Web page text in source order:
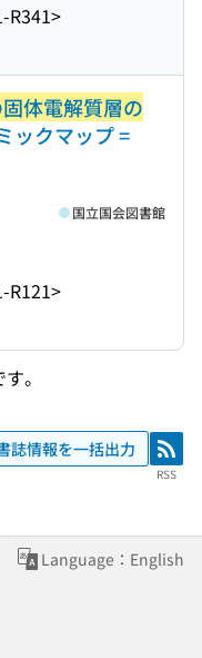
R341>
体電解質層の
ックマップ =
R121>
国立国会図書館
。
誌情報を一括出力 RSS
RSS
Language：English